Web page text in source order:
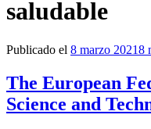
saludable
Publicado el 8 marzo 20218
The European
Science and